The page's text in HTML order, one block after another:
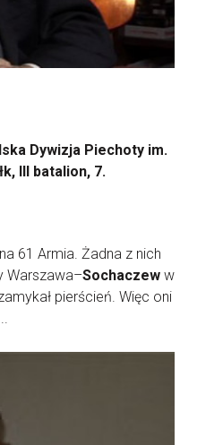
Dywizja Piechoty im.
III batalion, 7.
61 Armia. Żadna z nich
Warszawa–Sochaczew w
pierścień. Więc oni